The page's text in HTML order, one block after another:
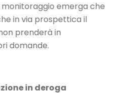
emerga che
in via prospettica il
prenderà in
domande.
in deroga